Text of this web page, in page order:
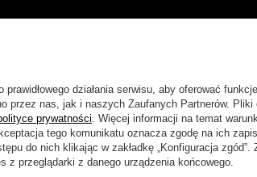
działania serwisu, aby oferować
przez nas, jak i naszych Zaufanych Partnerów.
prywatności. Więcej informacji na temat
tego komunikatu oznacza zgodę na ich
do nich klikając w zakładkę „Konfiguracja
z przeglądarki z danego urządzenia końcowego.